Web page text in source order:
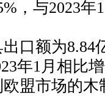
，与2023年
口额为8.84
年1月相比
盟市场的